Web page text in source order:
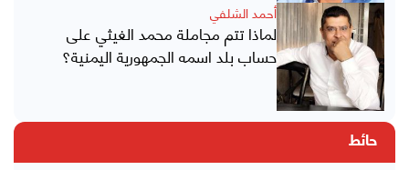
أحمد الشلفي
لماذا تتم مجاملة محمد الغيثي على
حساب بلد اسمه الجمهورية اليمنية؟
حائط